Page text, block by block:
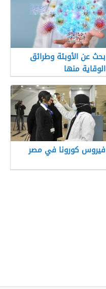
بحث عن الأوبئة وطرائق
الوقاية منها
فيروس كورونا في مصر